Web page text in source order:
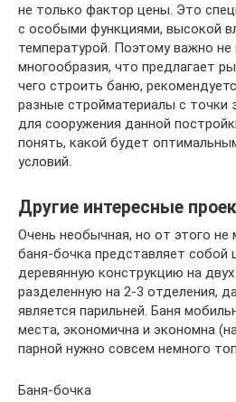
не только фактор цены. Это
с особыми функциями, высокой
температурой. Поэтому важно не
многообразия, что предлагает
чего строить баню,
разные стройматериалы с точки
для сооружения данной
понять, какой будет
условий.
Другие интересные
Очень необычная, но от этого не
баня-бочка представляет собой
деревянную конструкцию на двух
разделенную на 2-3 отделения,
является парильней. Баня
места, экономична и экономна
парной нужно совсем немного
Баня-бочка